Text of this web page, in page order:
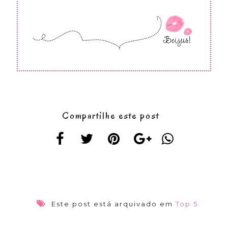
Compartilhe este post
Este post está arquivado em Top 5